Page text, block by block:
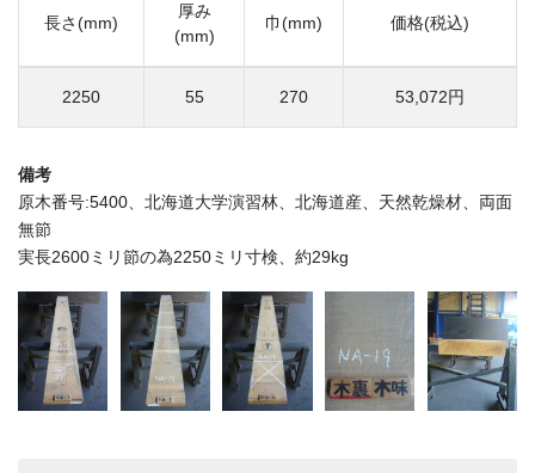
長さ(mm)
厚み
(mm)
巾(mm) 価格(税込)
2250 55 270 53,072円
備考
原木番号:5400、北海道大学演習林、北海道産、天然乾燥材、両面
無節
実長2600ミリ節の為2250ミリ寸検、約29kg